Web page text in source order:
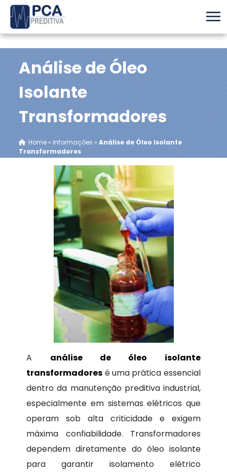
Análise de Óleo
Isolante
Transformadores
Home» Informações »Análise de Óleo Isolante
Transformadores
A análise de óleo isolante
transformadores é uma prática essencial
dentro da manutenção preditiva industrial,
especialmente em sistemas elétricos que
operam sob alta criticidade e exigem
máxima confiabilidade. Transformadores
dependem diretamente do óleo isolante
para garantir isolamento elétrico